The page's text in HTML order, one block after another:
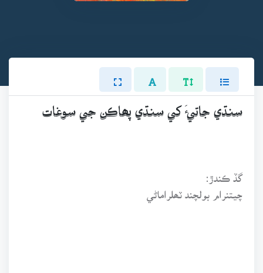
سنڌي جاتيءَ کي سنڌي پھاڪن جي سوغات
گڏ ڪندڙ:
چيتنرام بولچند ٽھلراماڻي